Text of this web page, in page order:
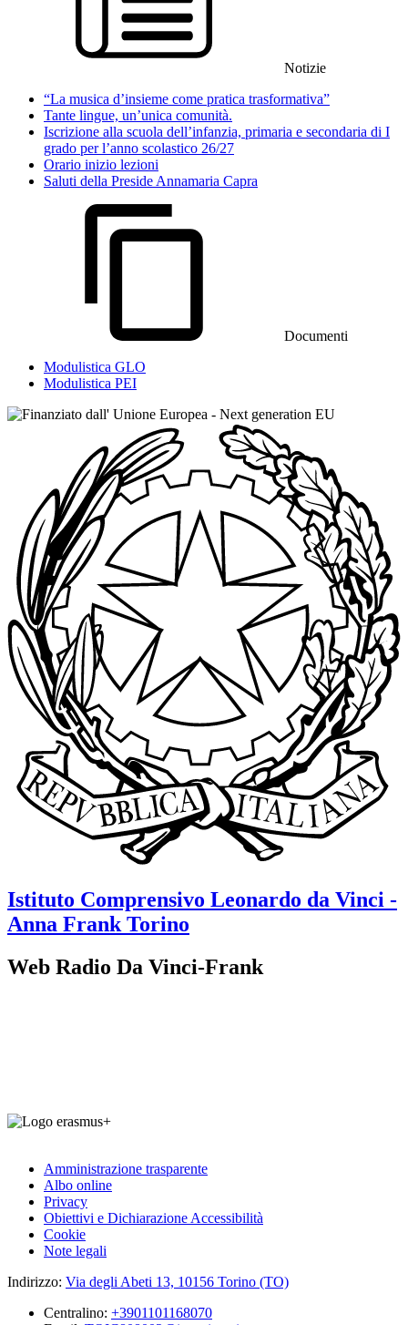
Notizie
“La musica d’insieme come pratica trasformativa”
Tante lingue, un’unica comunità.
Iscrizione alla scuola dell’infanzia, primaria e secondaria di I
grado per l’anno scolastico 26/27
Orario inizio lezioni
Saluti della Preside Annamaria Capra
Documenti
Modulistica GLO
Modulistica PEI
Istituto Comprensivo Leonardo da Vinci -
Anna Frank Torino
Web Radio Da Vinci-Frank
Amministrazione trasparente
Albo online
Privacy
Obiettivi e Dichiarazione Accessibilità
Cookie
Note legali
Indirizzo: Via degli Abeti 13, 10156 Torino (TO)
Centralino: +3901101168070